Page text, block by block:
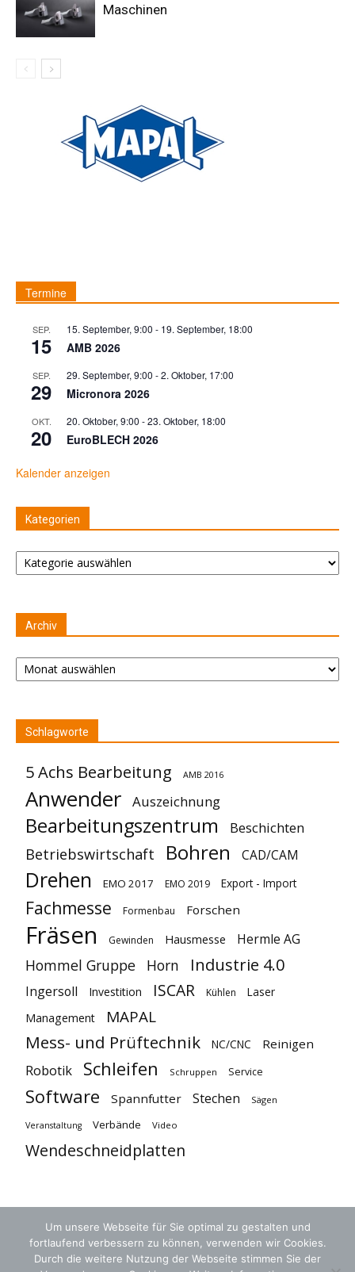
Maschinen
Termine
SEP.
15
15. September, 9:00 - 19. September, 18:00
AMB 2026
SEP.
29
29. September, 9:00 -2. Oktober, 17:00
Micronora 2026
OKT.
20
20. Oktober, 9:00 -23. Oktober, 18:00
EuroBLECH 2026
Kalender anzeigen
Kategorien
Kategorien
Archiv
Archiv
Schlagworte
5 Achs Bearbeitung AMB 2016
Anwender Auszeichnung
Bearbeitungszentrum Beschichten
Betriebswirtschaft Bohren CAD/CAM
Drehen EMO 2017 EMO 2019 Export - Import
Fachmesse Formenbau Forschen
Fräsen Gewinden Hausmesse Hermle AG
Hommel Gruppe Horn Industrie 4.0
Ingersoll Investition ISCAR Kühlen
Laser
Management
MAPAL
Mess- und Prüftechnik NC/CNC Reinigen
Robotik Schleifen Schruppen Service
Software Spannfutter Stechen Sägen
Veranstaltung Verbände Video
Wendeschneidplatten
Um unsere Webseite für Sie optimal zu gestalten und
fortlaufend verbessern zu können, verwenden wir Cookies.
Durch die weitere Nutzung der Webseite stimmen Sie der